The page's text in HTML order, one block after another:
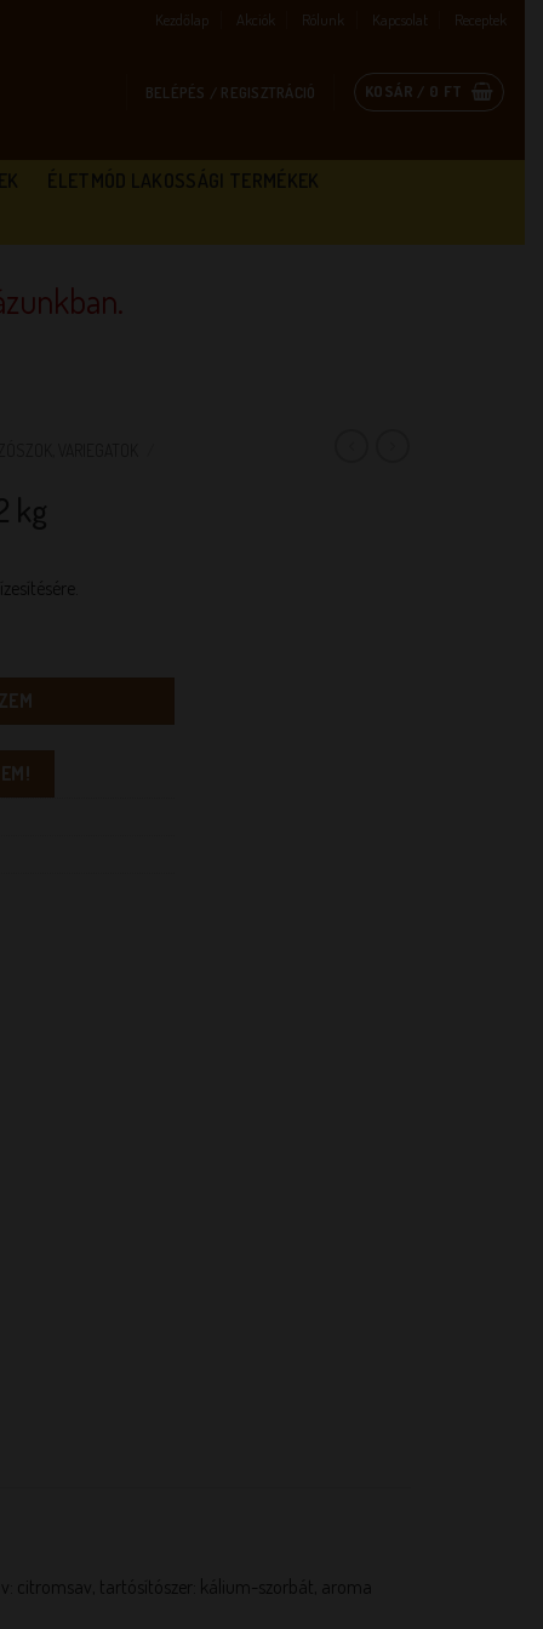
Kezdőlap Akciók Rólunk Kapcsolat Receptek
BELÉPÉS / REGISZTRÁCIÓ KOSÁR / 0 FT
ÉLETMÓD LAKOSSÁGI TERMÉKEK
kg
citromsav, tartósítószer: kálium-szorbát, aroma